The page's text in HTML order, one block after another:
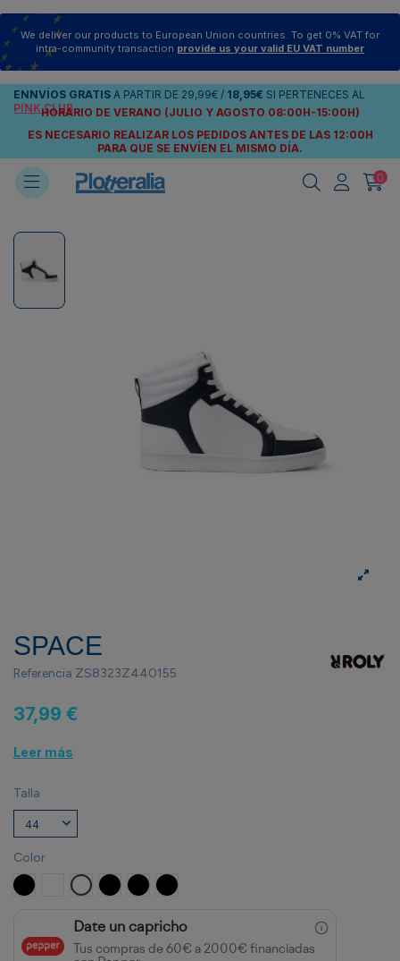
We deliver our products to European Union countries. To get 0% VAT for
intra-community transaction provide us your valid EU VAT number
ENNVÍOS GRATIS A PARTIR DE 29,99€ / 18,95€ SI PERTENECES AL
PINK CLUB
HORARIO DE VERANO (JULIO Y AGOSTO 08:00H-15:00H)
ES NECESARIO REALIZAR LOS PEDIDOS ANTES DE LAS 12:00H
PARA QUE SE ENVÍEN EL MISMO DÍA.
0
SPACE
Referencia ZS8323Z440155
37,99 €
Leer más
Talla
Color
NEGRO BLANCOBLANCO/MARINO
NEGRO/BLANCO/ROYAL
NEGRO/BLANCO/VERDE BOTELLA
NEGRO/BLANCO/ROJO
Date un capricho
Tus compras de 60€ a 2000€ financiadas